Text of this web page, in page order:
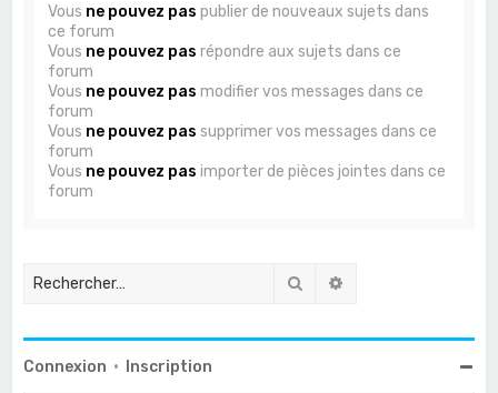
Vous ne pouvez pas publier de nouveaux sujets dans
ce forum
Vous ne pouvez pas répondre aux sujets dans ce
forum
Vous ne pouvez pas modifier vos messages dans ce
forum
Vous ne pouvez pas supprimer vos messages dans ce
forum
Vous ne pouvez pas importer de pièces jointes dans ce
forum
Rechercher
Connexion • Inscription